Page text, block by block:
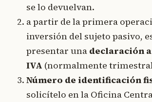
se lo devuelvan.
a partir de la primera
inversión del sujeto pasivo,
presentar una declaración
IVA (normalmente
Número de identificación
solicítelo en la Oficina